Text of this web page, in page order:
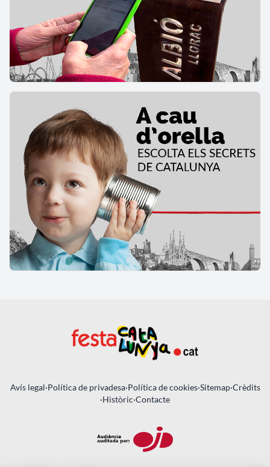
Avís legal·Política de privadesa·Política de cookies·Sitemap·Crèdits
·Històric·Contacte